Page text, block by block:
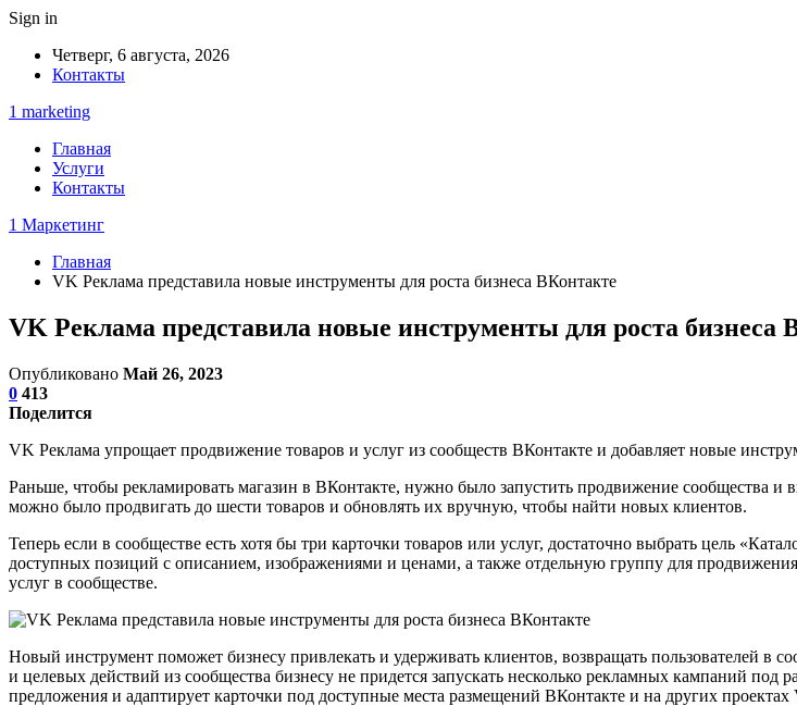
Sign in
Четверг, 6 августа, 2026
Контакты
1 marketing
Главная
Услуги
Контакты
1 Маркетинг
Главная
VK Реклама представила новые инструменты для роста бизнеса ВКонтакте
VK Реклама представила новые инструменты для роста бизнеса
Опубликовано Май 26, 2023
0 413
Поделится
VK Реклама упрощает продвижение товаров и услуг из сообществ ВКонтакте и добавляет новые
Раньше, чтобы рекламировать магазин в ВКонтакте, нужно было запустить продвижение сообщества и
можно было продвигать до шести товаров и обновлять их вручную, чтобы найти новых клиентов.
Теперь если в сообществе есть хотя бы три карточки товаров или услуг, достаточно выбрать цель
доступных позиций с описанием, изображениями и ценами, а также отдельную группу для
услуг в сообществе.
Новый инструмент поможет бизнесу привлекать и удерживать клиентов, возвращать пользователей в
и целевых действий из сообщества бизнесу не придется запускать несколько рекламных кампаний под
предложения и адаптирует карточки под доступные места размещений ВКонтакте и на других проектах